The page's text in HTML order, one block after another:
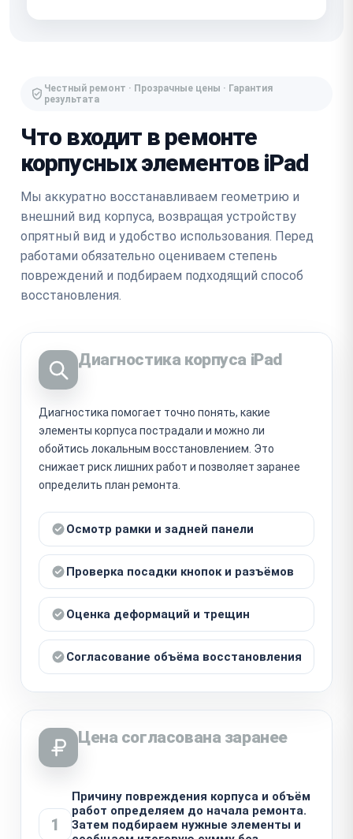
Честный ремонт · Прозрачные цены · Гарантия
результата
Что входит в ремонте
корпусных элементов iPad
Мы аккуратно восстанавливаем геометрию и
внешний вид корпуса, возвращая устройству
опрятный вид и удобство использования. Перед
работами обязательно оцениваем степень
повреждений и подбираем подходящий способ
восстановления.
Диагностика корпуса iPad
Диагностика помогает точно понять, какие
элементы корпуса пострадали и можно ли
обойтись локальным восстановлением. Это
снижает риск лишних работ и позволяет заранее
определить план ремонта.
Осмотр рамки и задней панели
Проверка посадки кнопок и разъёмов
Оценка деформаций и трещин
Согласование объёма восстановления
Цена согласована заранее
1
Причину повреждения корпуса и объём
работ определяем до начала ремонта.
Затем подбираем нужные элементы и